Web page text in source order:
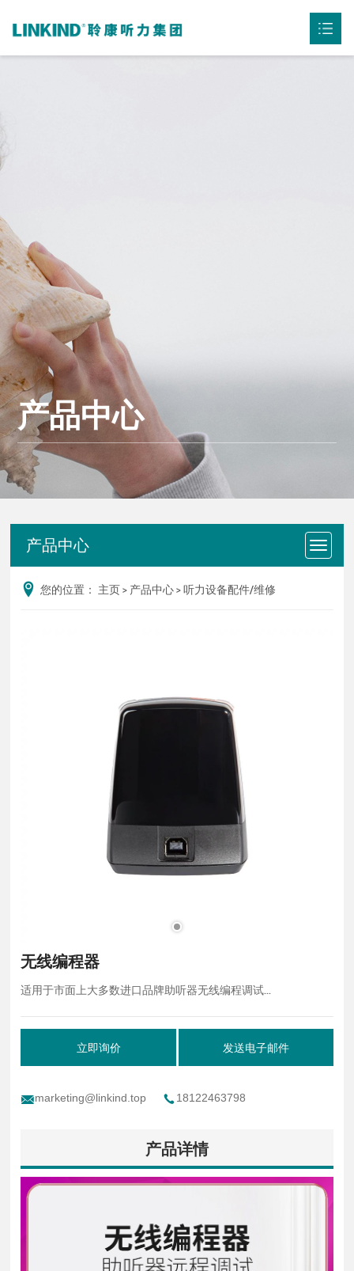
联系我们
下载中心
产品中心
产品中心
您的位置： 主页> 产品中心>听力设备配件/维修
无线编程器
适用于市面上大多数进口品牌助听器无线编程调试...
立即询价 发送电子邮件
marketing@linkind.top 18122463798
产品详情